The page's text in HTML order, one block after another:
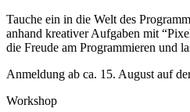
Tauche ein in die Welt des
anhand kreativer Aufgaben mit
die Freude am Programmieren und
Anmeldung ab ca. 15. August auf
Workshop